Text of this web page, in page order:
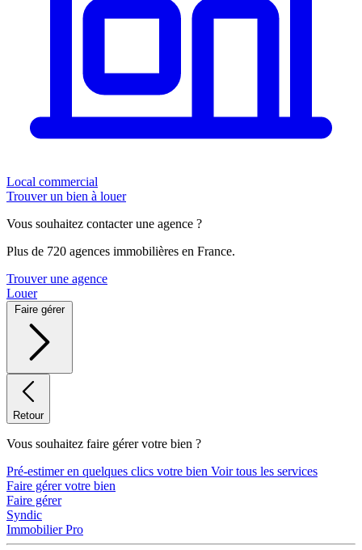
Local commercial
Trouver un bien à louer
Vous souhaitez contacter une agence ?
Plus de 720 agences immobilières en France.
Trouver une agence
Louer
Faire gérer
Retour
Vous souhaitez faire gérer votre bien ?
Pré-estimer en quelques clics votre bien Voir tous les services
Faire gérer votre bien
Faire gérer
Syndic
Immobilier Pro